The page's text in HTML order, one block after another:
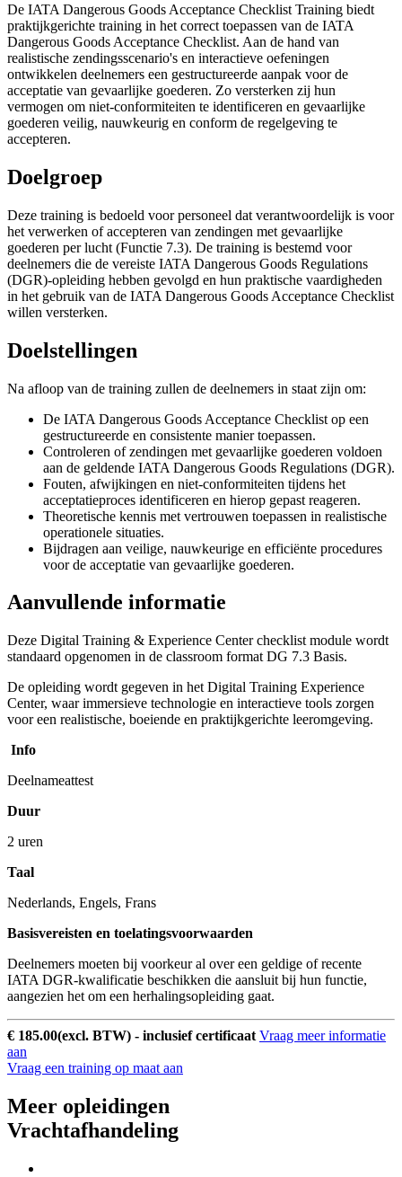
De IATA Dangerous Goods Acceptance Checklist Training biedt
praktijkgerichte training in het correct toepassen van de IATA
Dangerous Goods Acceptance Checklist. Aan de hand van
realistische zendingsscenario's en interactieve oefeningen
ontwikkelen deelnemers een gestructureerde aanpak voor de
acceptatie van gevaarlijke goederen. Zo versterken zij hun
vermogen om niet-conformiteiten te identificeren en gevaarlijke
goederen veilig, nauwkeurig en conform de regelgeving te
accepteren.
Doelgroep
Deze training is bedoeld voor personeel dat verantwoordelijk is voor
het verwerken of accepteren van zendingen met gevaarlijke
goederen per lucht (Functie 7.3). De training is bestemd voor
deelnemers die de vereiste IATA Dangerous Goods Regulations
(DGR)-opleiding hebben gevolgd en hun praktische vaardigheden
in het gebruik van de IATA Dangerous Goods Acceptance Checklist
willen versterken.
Doelstellingen
Na afloop van de training zullen de deelnemers in staat zijn om:
De IATA Dangerous Goods Acceptance Checklist op een
gestructureerde en consistente manier toepassen.
Controleren of zendingen met gevaarlijke goederen voldoen
aan de geldende IATA Dangerous Goods Regulations (DGR).
Fouten, afwijkingen en niet-conformiteiten tijdens het
acceptatieproces identificeren en hierop gepast reageren.
Theoretische kennis met vertrouwen toepassen in realistische
operationele situaties.
Bijdragen aan veilige, nauwkeurige en efficiënte procedures
voor de acceptatie van gevaarlijke goederen.
Aanvullende informatie
Deze Digital Training & Experience Center checklist module wordt
standaard opgenomen in de classroom format DG 7.3 Basis.
De opleiding wordt gegeven in het Digital Training Experience
Center, waar immersieve technologie en interactieve tools zorgen
voor een realistische, boeiende en praktijkgerichte leeromgeving.
Info
Deelnameattest
Duur
2 uren
Taal
Nederlands, Engels, Frans
Basisvereisten en toelatingsvoorwaarden
Deelnemers moeten bij voorkeur al over een geldige of recente
IATA DGR-kwalificatie beschikken die aansluit bij hun functie,
aangezien het om een herhalingsopleiding gaat.
€ 185.00(excl. BTW) - inclusief certificaat Vraag meer informatie
aan
Vraag een training op maat aan
Meer opleidingen
Vrachtafhandeling